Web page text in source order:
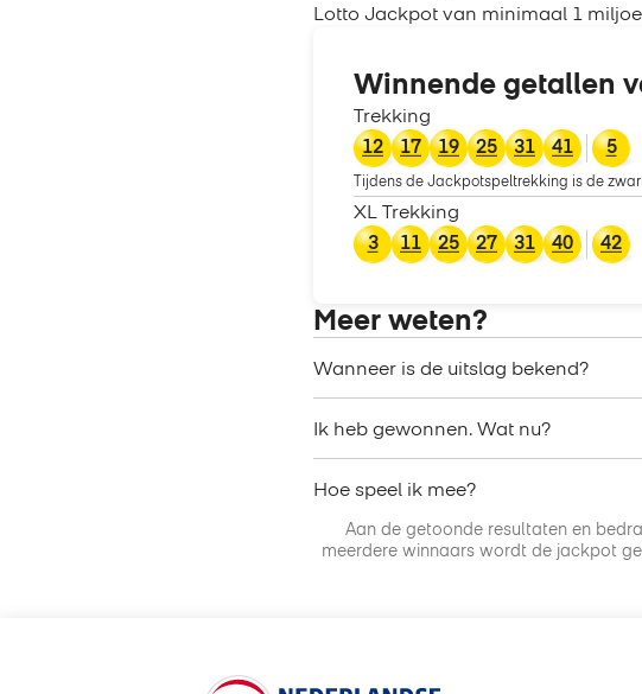
Lotto Jackpot van minimaal 1
Winnende getallen
Trekking
12
17 19 25 31 41 5
Tijdens de Jackpotspeltrekking is de
XL Trekking
3
11 25 27 31 40 42
Meer weten?
Wanneer is de uitslag bekend?
Ik heb gewonnen. Wat nu?
Hoe speel ik mee?
Aan de getoonde resultaten en
meerdere winnaars wordt de jackpot
Keurmerken van Nederlandse Loterij